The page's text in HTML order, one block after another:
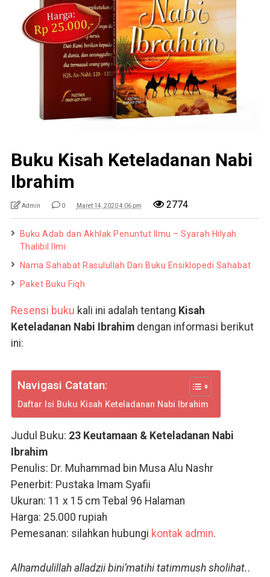
Buku Kisah Keteladanan Nabi
Ibrahim
Admin 0 Maret 14, 2020 4:06 pm 2774
Buku Adab dan Akhlak Penuntut Ilmu – Syarah Hilyah
Thalibil Ilmi
Nama Sahabat Rasulullah Dari Buku Ensiklopedi Sahabat
Paket Buku Fiqh
Resensi buku kali ini adalah tentang Kisah
Keteladanan Nabi Ibrahimdengan informasi berikut
ini:
Navigasi Catatan:
Daftar Isi Buku Kisah Keteladanan Nabi Ibrahim
Judul Buku: 23 Keutamaan & Keteladanan Nabi
Ibrahim
Penulis: Dr. Muhammad bin Musa Alu Nashr
Penerbit: Pustaka Imam Syafii
Ukuran: 11 x 15 cm Tebal 96 Halaman
Harga: 25.000 rupiah
Pemesanan: silahkan hubungi kontak admin.
Alhamdulillah alladzii bini’matihi tatimmush sholihat..